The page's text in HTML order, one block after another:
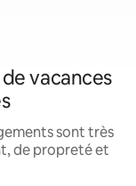
vacances
sont très
de propreté et